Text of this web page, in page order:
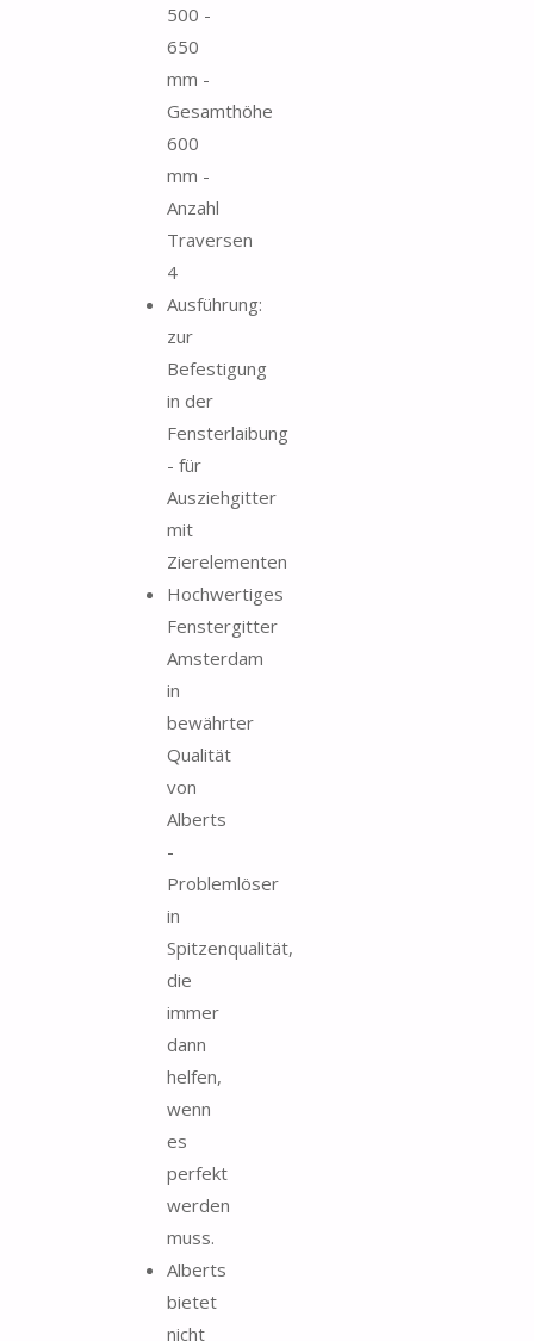
500 -
650
mm -
Gesamthöhe
600
mm -
Anzahl
Traversen
4
Ausführung:
zur
Befestigung
in der
Fensterlaibung
- für
Ausziehgitter
mit
Zierelementen
Hochwertiges
Fenstergitter
Amsterdam
in
bewährter
Qualität
von
Alberts
-
Problemlöser
in
Spitzenqualität,
die
immer
dann
helfen,
wenn
es
perfekt
werden
muss.
Alberts
bietet
nicht